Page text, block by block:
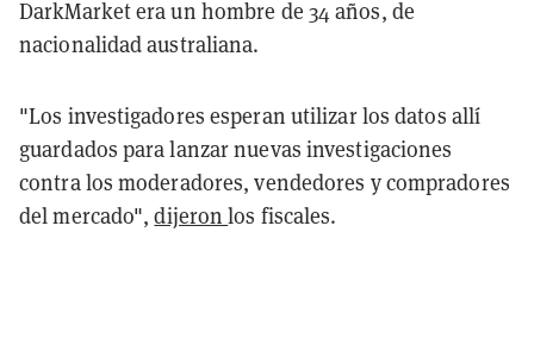
DarkMarket era un hombre de 34 años, de
nacionalidad australiana.
"Los investigadores esperan utilizar los datos allí
guardados para lanzar nuevas investigaciones
contra los moderadores, vendedores y compradores
del mercado",dijeronlos fiscales.